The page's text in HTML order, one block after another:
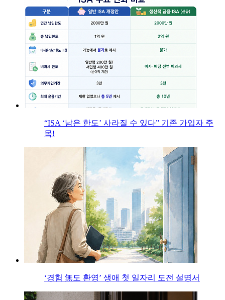
“ISA ‘남은 한도’ 사라질 수 있다” 기존 가입자 주
목!
‘경험 無도 환영’ 생애 첫 일자리 도전 설명서